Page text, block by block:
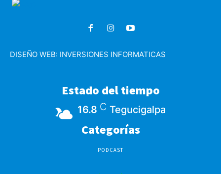
DISEÑO WEB: INVERSIONES INFORMATICAS
Estado del tiempo
16.8 C Tegucigalpa
Categorías
PODCAST